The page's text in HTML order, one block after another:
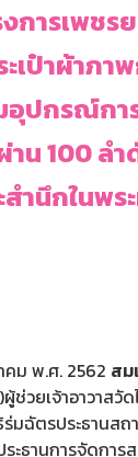
การเพชร
เป๋าผ้าภา
ปกรณ์กา
น 100 ล
ำนึกในพ
คม พ.ศ. 2562 สม
ช่วยเจ้าอาวาสวั
มฉัตรประธานส
ระธานการจัดกา